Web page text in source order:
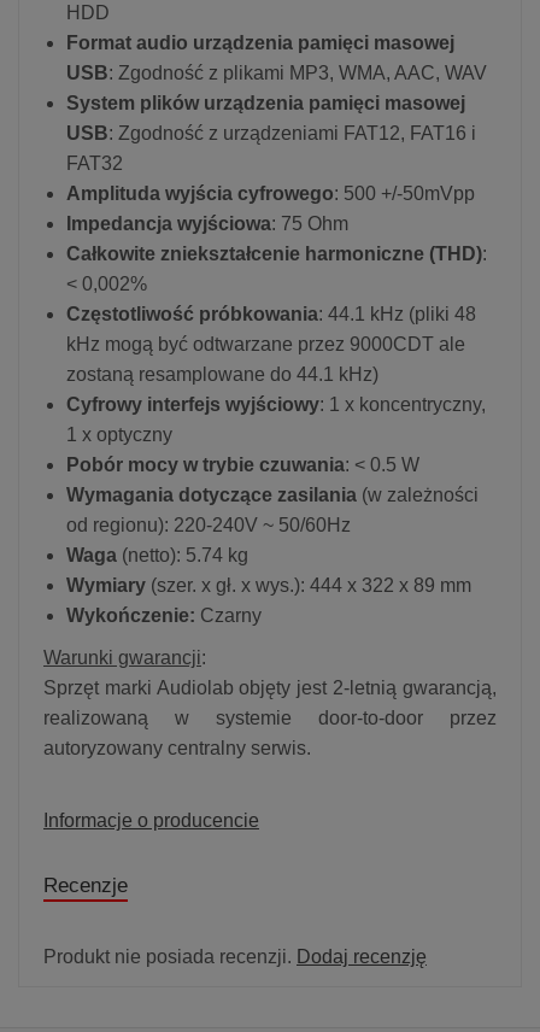
HDD
Format audio urządzenia pamięci masowej
USB: Zgodność z plikami MP3, WMA, AAC, WAV
System plików urządzenia pamięci masowej
USB: Zgodność z urządzeniami FAT12, FAT16 i
FAT32
Amplituda wyjścia cyfrowego: 500 +/-50mVpp
Impedancja wyjściowa: 75 Ohm
Całkowite zniekształcenie harmoniczne (THD):
< 0,002%
Częstotliwość próbkowania: 44.1 kHz (pliki 48
kHz mogą być odtwarzane przez 9000CDT ale
zostaną resamplowane do 44.1 kHz)
Cyfrowy interfejs wyjściowy: 1 x koncentryczny,
1 x optyczny
Pobór mocy w trybie czuwania: < 0.5 W
Wymagania dotyczące zasilania (w zależności
od regionu): 220-240V ~ 50/60Hz
Waga (netto): 5.74 kg
Wymiary (szer. x gł. x wys.): 444 x 322 x 89 mm
Wykończenie: Czarny
Warunki gwarancji:
Sprzęt marki Audiolab objęty jest 2-letnią gwarancją,
realizowaną w systemie door-to-door przez
autoryzowany centralny serwis.
Informacje o producencie
Recenzje
Produkt nie posiada recenzji. Dodaj recenzję